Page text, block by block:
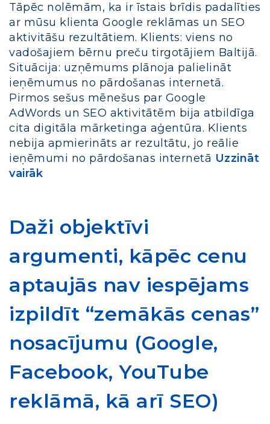
Tāpēc nolēmām, ka ir īstais brīdis padalīties
ar mūsu klienta Google reklāmas un SEO
aktivitāšu rezultātiem. Klients: viens no
vadošajiem bērnu preču tirgotājiem Baltijā.
Situācija: uzņēmums plānoja palielināt
ieņēmumus no pārdošanas internetā.
Pirmos sešus mēnešus par Google
AdWords un SEO aktivitātēm bija atbildīga
cita digitāla mārketinga aģentūra. Klients
nebija apmierināts ar rezultātu, jo reālie
ieņēmumi no pārdošanas internetā Uzzināt
vairāk
Daži objektīvi
argumenti, kāpēc cenu
aptaujās nav iespējams
izpildīt “zemākās cenas”
nosacījumu (Google,
Facebook, YouTube
reklāmā, kā arī SEO)